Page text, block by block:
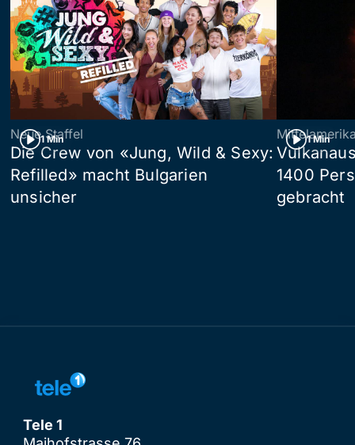
1 Min
Neue Staffel
Die Crew von «Jung, Wild & Sexy:
Refilled» macht Bulgarien
unsicher
1 Min
1400
gebracht
Tele 1